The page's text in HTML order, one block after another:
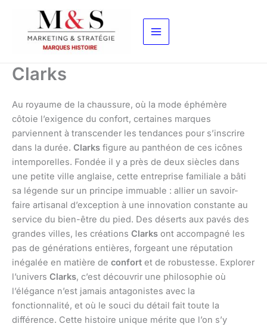
contenu
Clarks
Au royaume de la chaussure, où la mode éphémère
côtoie l’exigence du confort, certaines marques
parviennent à transcender les tendances pour s’inscrire
dans la durée. Clarks figure au panthéon de ces icônes
intemporelles. Fondée il y a près de deux siècles dans
une petite ville anglaise, cette entreprise familiale a bâti
sa légende sur un principe immuable : allier un savoir-
faire artisanal d’exception à une innovation constante au
service du bien-être du pied. Des déserts aux pavés des
grandes villes, les créations Clarks ont accompagné les
pas de générations entières, forgeant une réputation
inégalée en matière de confort et de robustesse. Explorer
l’univers Clarks, c’est découvrir une philosophie où
l’élégance n’est jamais antagonistes avec la
fonctionnalité, et où le souci du détail fait toute la
différence. Cette histoire unique mérite que l’on s’y